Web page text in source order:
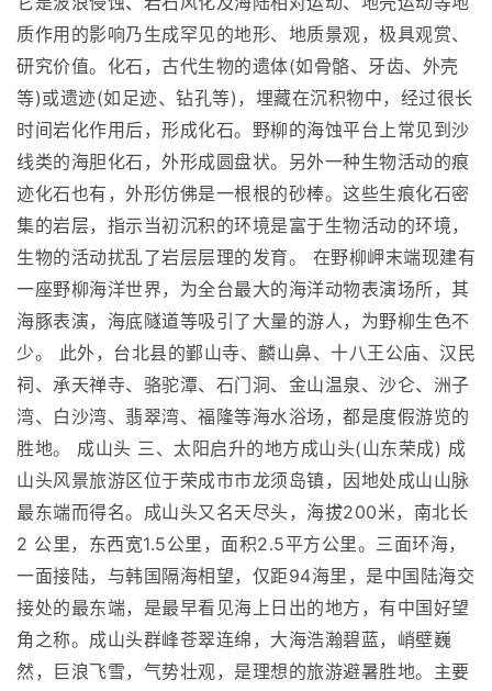
质作用的影响乃生成罕见的地形、地质景观，极具观赏、
研究价值。化石，古代生物的遗体(如骨骼、牙齿、外壳
等)或遗迹(如足迹、钻孔等)，埋藏在沉积物中，经过很长
时间岩化作用后，形成化石。野柳的海蚀平台上常见到沙
线类的海胆化石，外形成圆盘状。另外一种生物活动的痕
迹化石也有，外形仿佛是一根根的砂棒。这些生痕化石密
集的岩层，指示当初沉积的环境是富于生物活动的环境，
生物的活动扰乱了岩层层理的发育。 在野柳岬末端现建有
一座野柳海洋世界，为全台最大的海洋动物表演场所，其
海豚表演，海底隧道等吸引了大量的游人，为野柳生色不
少。 此外，台北县的鄞山寺、麟山鼻、十八王公庙、汉民
祠、承天禅寺、骆驼潭、石门洞、金山温泉、沙仑、洲子
湾、白沙湾、翡翠湾、福隆等海水浴场，都是度假游览的
胜地。 成山头 三、太阳启升的地方成山头(山东荣成) 成
山头风景旅游区位于荣成市市龙须岛镇，因地处成山山脉
最东端而得名。成山头又名天尽头，海拔200米，南北长
2 公里，东西宽1.5公里，面积2.5平方公里。三面环海，
一面接陆，与韩国隔海相望，仅距94海里，是中国陆海交
接处的最东端，是最早看见海上日出的地方，有中国好望
角之称。成山头群峰苍翠连绵，大海浩瀚碧蓝，峭壁巍
然，巨浪飞雪，气势壮观，是理想的旅游避暑胜地。主要